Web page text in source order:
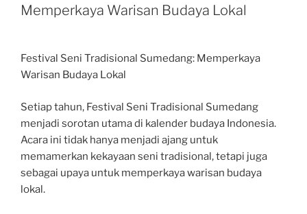
Memperkaya Warisan Budaya Lokal
Festival Seni Tradisional Sumedang: Memperkaya
Warisan Budaya Lokal
Setiap tahun, Festival Seni Tradisional Sumedang
menjadi sorotan utama di kalender budaya Indonesia.
Acara ini tidak hanya menjadi ajang untuk
memamerkan kekayaan seni tradisional, tetapi juga
sebagai upaya untuk memperkaya warisan budaya
lokal.